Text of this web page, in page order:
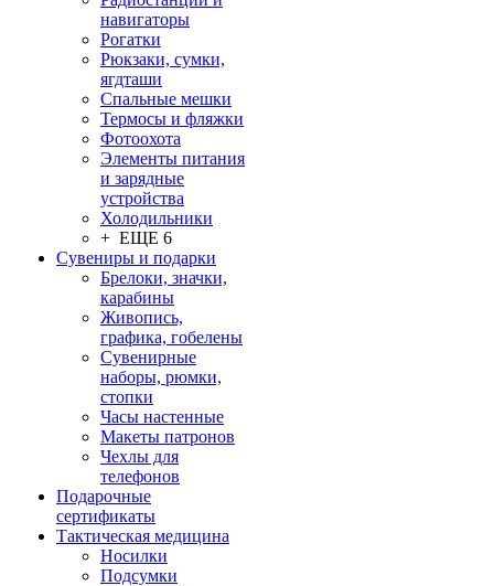
навигаторы
Рогатки
Рюкзаки, сумки,
ягдташи
Спальные мешки
Термосы и фляжки
Фотоохота
Элементы питания
и зарядные
устройства
Холодильники
+ ЕЩЕ 6
Сувениры и подарки
Брелоки, значки,
карабины
Живопись,
графика, гобелены
Сувенирные
наборы, рюмки,
стопки
Часы настенные
Макеты патронов
Чехлы для
телефонов
Подарочные
сертификаты
Тактическая медицина
Носилки
Подсумки